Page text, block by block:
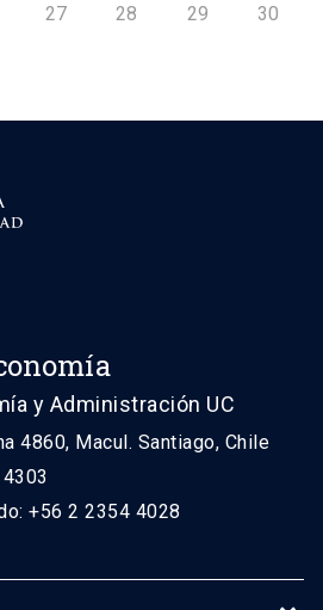
27 28 29 30
y Administración UC
4860, Macul. Santiago, Chile
+56 2 2354 4028